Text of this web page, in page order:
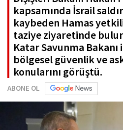
kapsamında İsrail
kaybeden Hamas
taziye ziyaretinde
Katar Savunma
bölgesel güvenlik ve
konularını görüştü.
ABONE OL